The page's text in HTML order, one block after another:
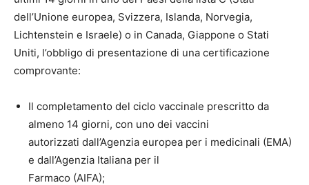
dell’Unione europea, Svizzera, Islanda, Norvegia,
Lichtenstein e Israele) o in Canada, Giappone o Stati
Uniti, l’obbligo di presentazione di una certificazione
comprovante:
Il completamento del ciclo vaccinale prescritto da
almeno 14 giorni, con uno dei vaccini
autorizzati dall’Agenzia europea per i medicinali (EMA)
e dall’Agenzia Italiana per il
Farmaco (AIFA);